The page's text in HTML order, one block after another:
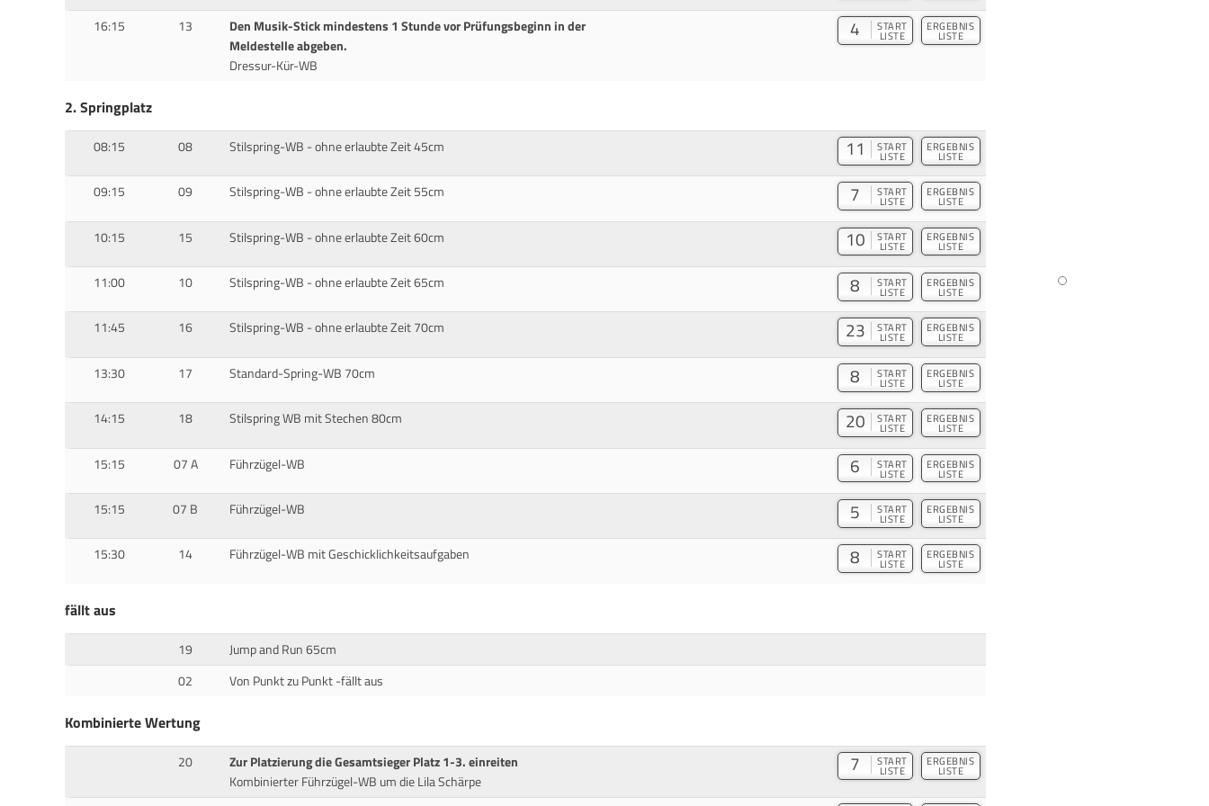
16:15 13
Den Musik-Stick mindestens 1 Stunde vor Prüfungsbeginn in der
Meldestelle abgeben.
Dressur-Kür-WB
4 START
LISTE
ERGEBNIS
LISTE
2. Springplatz
08:15 08 Stilspring-WB - ohne erlaubte Zeit 45cm 11 START
LISTE
ERGEBNIS
LISTE
09:15 09 Stilspring-WB - ohne erlaubte Zeit 55cm 7 START
LISTE
ERGEBNIS
LISTE
10:15 15 Stilspring-WB - ohne erlaubte Zeit 60cm 10 START
LISTE
ERGEBNIS
LISTE
11:00 10 Stilspring-WB - ohne erlaubte Zeit 65cm 8 START
LISTE
ERGEBNIS
LISTE
11:45 16 Stilspring-WB - ohne erlaubte Zeit 70cm 23 START
LISTE
ERGEBNIS
LISTE
13:30 17 Standard-Spring-WB 70cm 8 START
LISTE
ERGEBNIS
LISTE
14:15 18 Stilspring WB mit Stechen 80cm 20 START
LISTE
ERGEBNIS
LISTE
15:15 07 A Führzügel-WB 6 START
LISTE
ERGEBNIS
LISTE
15:15 07 B Führzügel-WB 5 START
LISTE
ERGEBNIS
LISTE
15:30 14 Führzügel-WB mit Geschicklichkeitsaufgaben 8 START
LISTE
ERGEBNIS
LISTE
fällt aus
19
Jump and Run 65cm
02
Von Punkt zu Punkt -fällt aus
Kombinierte Wertung
20
Zur Platzierung die Gesamtsieger Platz 1-3. einreiten
Kombinierter Führzügel-WB um die Lila Schärpe
7 START
LISTE
ERGEBNIS
LISTE